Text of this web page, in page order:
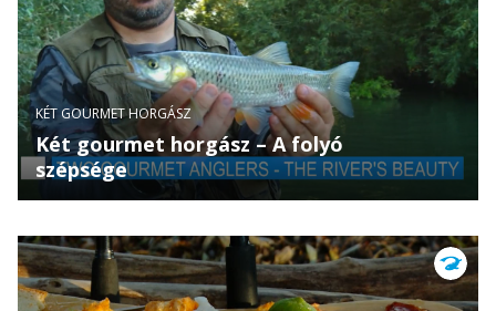
KÉT GOURMET HORGÁSZ
Két gourmet horgász – A folyó
szépsége